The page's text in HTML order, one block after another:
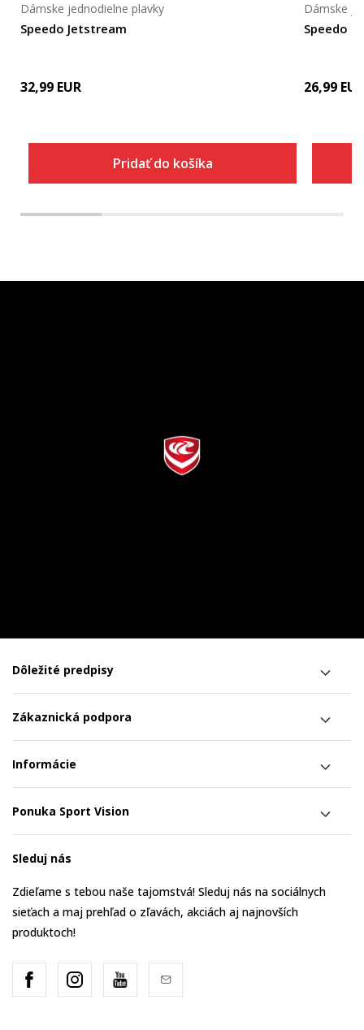
Speedo Jetstream
Dámske jednodielne plavky
32,99 EUR
Pridať do košíka
Speedo
Dámske
26,99 EUR
Dôležité predpisy
Zákaznická podpora
Informácie
Ponuka Sport Vision
Sleduj nás
Zdieľame s tebou naše tajomstvá! Sleduj nás na sociálnych
sieťach a maj prehľad o zľavách, akciách aj najnovších
produktoch!